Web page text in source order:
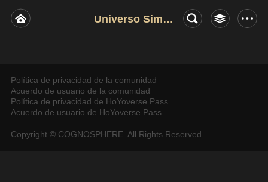
Universo Simulado
Política de privacidad de la comunidad
Acuerdo de usuario de la comunidad
Política de privacidad de HoYoverse Pass
Acuerdo de usuario de HoYoverse Pass
Copyright © COGNOSPHERE. All Rights Reserved.